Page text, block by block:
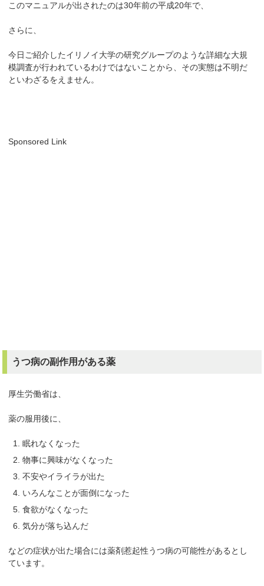
このマニュアルが出されたのは30年前の平成20年で、
さらに、
今日ご紹介したイリノイ大学の研究グループのような詳細な大規
模調査が行われているわけではないことから、その実態は不明だ
といわざるをえません。
Sponsored Link
うつ病の副作用がある薬
厚生労働省は、
薬の服用後に、
眠れなくなった
物事に興味がなくなった
不安やイライラが出た
いろんなことが面倒になった
食欲がなくなった
気分が落ち込んだ
などの症状が出た場合には薬剤惹起性うつ病の可能性があるとし
ています。